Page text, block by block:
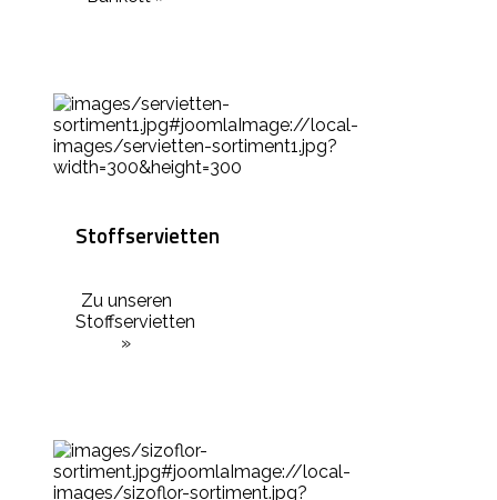
Stoffservietten
Zu unseren
Stoffservietten
»